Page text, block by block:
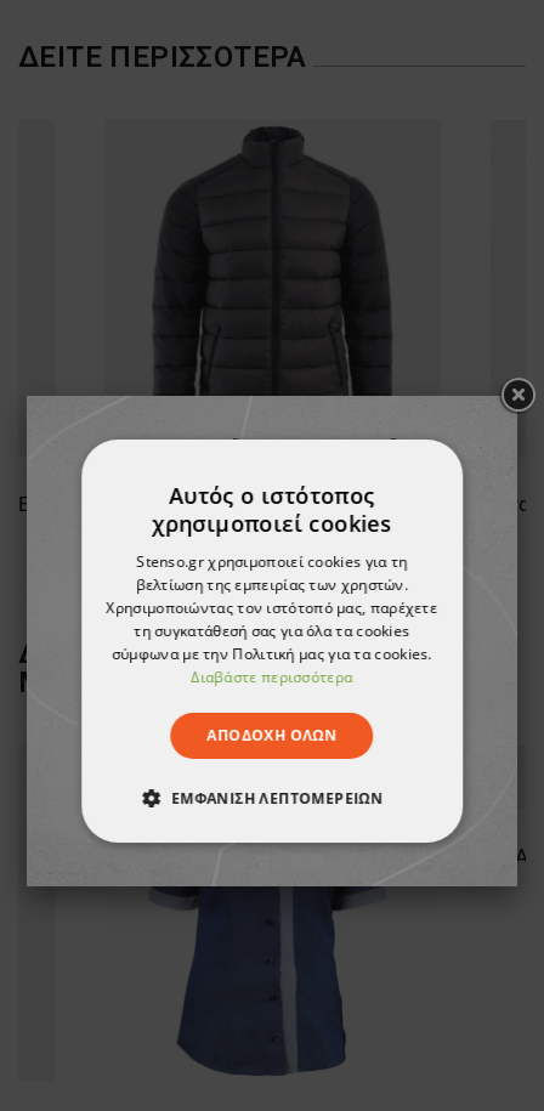
ΔΕΊΤΕ ΠΕΡΙΣΣΌΤΕΡΑ
29,81 €
ΔΕΙΤΕ ΠΕΡΙΣΣΟΤΕΡΑ ΑΠΟ ΤΗ
ΜΑΡΚΑ
BEUNIQUE
Αυτός ο ιστότοπος
χρησιμοποιεί cookies
Stenso.gr χρησιμοποιεί cookies για τη
βελτίωση της εμπειρίας των χρηστών.
Χρησιμοποιώντας τον ιστότοπό μας, παρέχετε
τη συγκατάθεσή σας για όλα τα cookies
σύμφωνα με την Πολιτική μας για τα cookies.
Διαβάστε περισσότερα
ΑΠΟΔΟΧΉ ΌΛΩΝ
ΕΜΦΆΝΙΣΗ ΛΕΠΤΟΜΕΡΕΙΏΝ
ΑΠΟΛΎΤΩΣ ΑΠΑΡΑΊΤΗΤΑ
ΑΠΌΔΟΣΗΣ ΣΤΌΧΕΥΣΗΣ
ΛΕΙΤΟΥΡΓΙΚΌΤΗΤΑΣ
ΜΗ ΤΑΞΙΝΟΜΗΜΈΝΑ